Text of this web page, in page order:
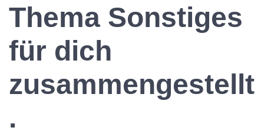
Thema Sonstiges
für dich
zusammengestellt
.